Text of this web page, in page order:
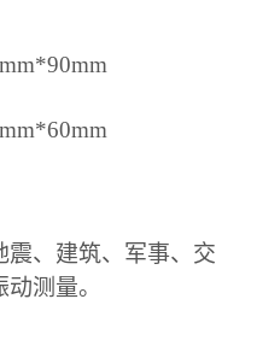
震、建筑、军事、交
测量。